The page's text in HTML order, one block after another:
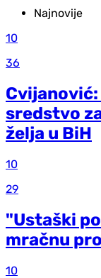
Najnovije
10
36
Cvijanović:
sredstvo
želja u BiH
10
29
"Ustaški
mračnu
10